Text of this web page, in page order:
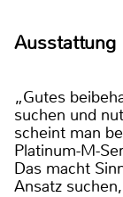
Ausstattung
„Gutes
suchen und
scheint man
Platinum-M-
Das macht
Ansatz